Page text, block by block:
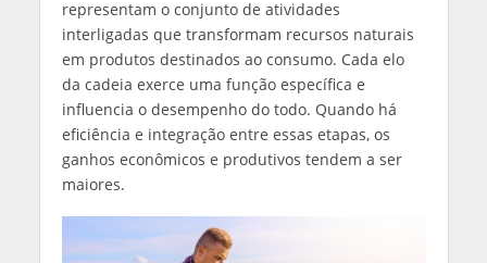
representam o conjunto de atividades
interligadas que transformam recursos naturais
em produtos destinados ao consumo. Cada elo
da cadeia exerce uma função específica e
influencia o desempenho do todo. Quando há
eficiência e integração entre essas etapas, os
ganhos econômicos e produtivos tendem a ser
maiores.